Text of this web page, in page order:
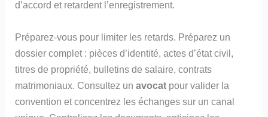
d’accord et retardent l’enregistrement.
Préparez-vous pour limiter les retards. Préparez un
dossier complet : pièces d’identité, actes d’état civil,
titres de propriété, bulletins de salaire, contrats
matrimoniaux. Consultez unavocat pour valider la
convention et concentrez les échanges sur un canal